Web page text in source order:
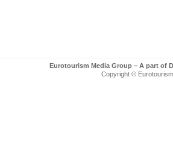
Eurotourism Media Group – A part of
Copyright ©